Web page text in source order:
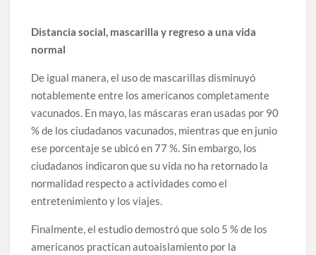
Distancia social, mascarilla y regreso a una vida
normal
De igual manera, el uso de mascarillas disminuyó
notablemente entre los americanos completamente
vacunados. En mayo, las máscaras eran usadas por 90
% de los ciudadanos vacunados, mientras que en junio
ese porcentaje se ubicó en 77 %. Sin embargo, los
ciudadanos indicaron que su vida no ha retornado la
normalidad respecto a actividades como el
entretenimiento y los viajes.
Finalmente, el estudio demostró que solo 5 % de los
americanos practican autoaislamiento por la